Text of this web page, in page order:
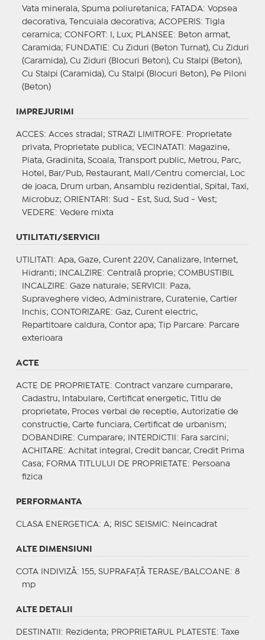
Vata minerala, Spuma poliuretanica; FATADA: Vopsea
decorativa, Tencuiala decorativa; ACOPERIS: Tigla
ceramica; CONFORT : I, Lux; PLANSEE : Beton armat,
Caramida; FUNDATIE : Cu Ziduri (Beton Turnat), Cu Ziduri
(Caramida), Cu Ziduri (Blocuri Beton), Cu Stalpi (Beton),
Cu Stalpi (Caramida), Cu Stalpi (Blocuri Beton), Pe Piloni
(Beton)
IMPREJURIMI
ACCES: Acces stradal; STRAZI LIMITROFE : Proprietate
privata, Proprietate publica; VECINATATI : Magazine,
Piata, Gradinita, Scoala, Transport public, Metrou, Parc,
Hotel, Bar/Pub, Restaurant, Mall/Centru comercial, Loc
de joaca, Drum urban, Ansamblu rezidential, Spital, Taxi,
Microbuz; ORIENTARI : Sud - Est, Sud, Sud - Vest;
VEDERE : Vedere mixta
UTILITATI/SERVICII
UTILITATI : Apa, Gaze, Curent 220V, Canalizare, Internet,
Hidranti;
INCALZIRE : Centrală proprie; COMBUSTIBIL
INCALZIRE : Gaze naturale; SERVICII : Paza,
Supraveghere video, Administrare, Curatenie, Cartier
Inchis; CONTORIZARE : Gaz, Curent electric,
Repartitoare caldura, Contor apa;
Tip Parcare: Parcare
exterioara
ACTE
ACTE DE PROPRIETATE : Contract vanzare cumparare,
Cadastru, Intabulare, Certificat energetic, Titlu de
proprietate, Proces verbal de receptie, Autorizatie de
constructie, Carte funciara, Certificat de urbanism;
DOBANDIRE : Cumparare; INTERDICTII : Fara sarcini;
ACHITARE : Achitat integral, Credit bancar, Credit Prima
Casa; FORMA TITLULUI DE PROPRIETATE : Persoana
fizica
PERFORMANTA
CLASA ENERGETICA: A; RISC SEISMIC: Neincadrat
ALTE DIMENSIUNI
COTA INDIVIZĂ: 155, SUPRAFAȚĂ TERASE/BALCOANE: 8
mp
ALTE DETALII
DESTINATII : Rezidenta; PROPRIETARUL PLATESTE : Taxe